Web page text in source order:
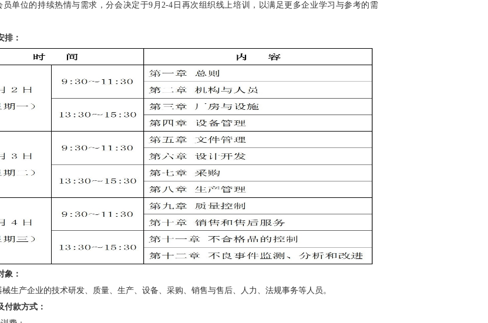
员单位的持续热情与需求，分会决定于9月2-4日再次组织线上培训，以满足更多企业学习与参考的需
排：
象：
械生产企业的技术研发、质量、生产、设备、采购、销售与售后、人力、法规事务等人员。
付款方式：